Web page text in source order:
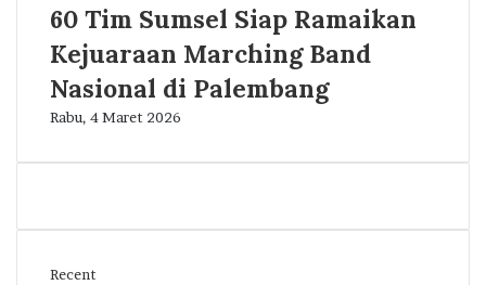
60 Tim Sumsel Siap Ramaikan
Kejuaraan Marching Band
Nasional di Palembang
Rabu, 4 Maret 2026
Recent